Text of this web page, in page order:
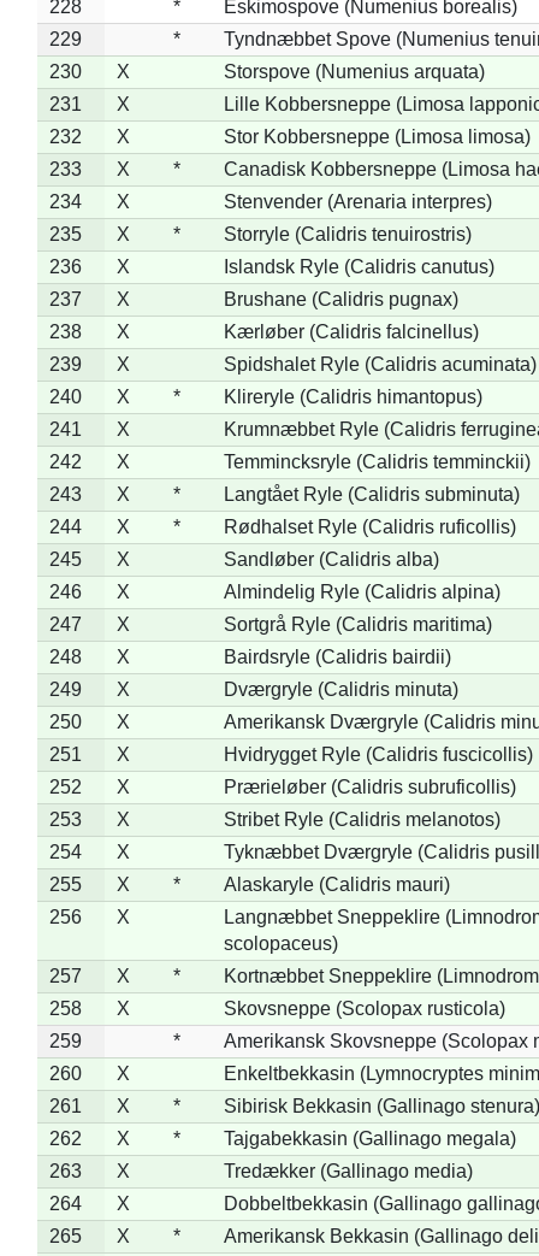
228 *
Eskimospove (Numenius borealis)
229
*
Tyndnæbbet Spove (Numenius
230
X
Storspove (Numenius arquata)
231
X
Lille Kobbersneppe (Limosa
232
X
Stor Kobbersneppe (Limosa limosa)
233
X *
Canadisk Kobbersneppe (Limosa
234
X
Stenvender (Arenaria interpres)
235
X *
Storryle (Calidris tenuirostris)
236
X
Islandsk Ryle (Calidris canutus)
237
X
Brushane (Calidris pugnax)
238
X
Kærløber (Calidris falcinellus)
239
X
Spidshalet Ryle (Calidris acuminata)
240
X *
Klireryle (Calidris himantopus)
241
X
Krumnæbbet Ryle (Calidris
242
X
Temmincksryle (Calidris temminckii)
243
X *
Langtået Ryle (Calidris subminuta)
244
X *
Rødhalset Ryle (Calidris ruficollis)
245
X
Sandløber (Calidris alba)
246
X
Almindelig Ryle (Calidris alpina)
247
X
Sortgrå Ryle (Calidris maritima)
248
X
Bairdsryle (Calidris bairdii)
249
X
Dværgryle (Calidris minuta)
250
X
Amerikansk Dværgryle (Calidris
251
X
Hvidrygget Ryle (Calidris fuscicollis)
252
X
Prærieløber (Calidris subruficollis)
253
X
Stribet Ryle (Calidris melanotos)
254
X
Tyknæbbet Dværgryle (Calidris
255
X *
Alaskaryle (Calidris mauri)
256
X
Langnæbbet Sneppeklire
scolopaceus)
257
X *
Kortnæbbet Sneppeklire
258
X
Skovsneppe (Scolopax rusticola)
259
*
Amerikansk Skovsneppe (Scolopax
260
X
Enkeltbekkasin (Lymnocryptes
261
X *
Sibirisk Bekkasin (Gallinago stenura)
262
X *
Tajgabekkasin (Gallinago megala)
263
X
Tredækker (Gallinago media)
264
X
Dobbeltbekkasin (Gallinago
265
X *
Amerikansk Bekkasin (Gallinago